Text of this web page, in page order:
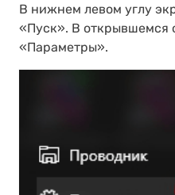
В нижнем левом углу
«Пуск». В открывшемся
«Параметры».